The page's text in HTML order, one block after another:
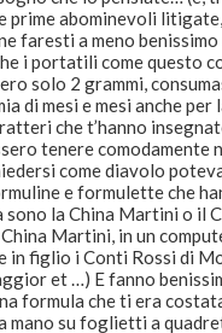
prime abominevoli
faresti a meno
i portatili come questo
solo 2 grammi,
di mesi e mesi anche
che t’hanno
tenere comodamente
come diavolo
e formulette che
la China Martini o il
Martini, in un
in figlio i Conti Rossi di
et …) E fanno
formula che ti era
mano su foglietti a